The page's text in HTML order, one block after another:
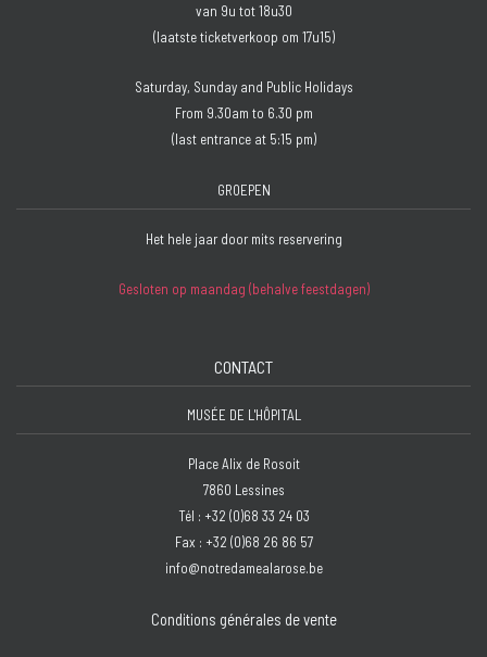
van 9u tot 18u30
(laatste ticketverkoop om 17u15)
Saturday, Sunday and Public Holidays
From 9.30am to 6.30 pm
(last entrance at 5:15 pm)
GROEPEN
Het hele jaar door mits reservering
Gesloten op maandag (behalve feestdagen)
CONTACT
MUSÉE DE L'HÔPITAL
Place Alix de Rosoit
7860 Lessines
Tél : +32 (0)68 33 24 03
Fax : +32 (0)68 26 86 57
info@notredamealarose.be
Conditions générales de vente